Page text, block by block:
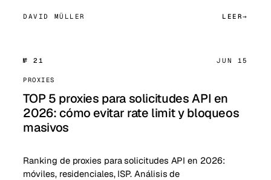
DAVID MÜLLER LEER
№ 21 JUN 15
PROXIES
TOP 5 proxies para solicitudes API en
2026: cómo evitar rate limit y bloqueos
masivos
Ranking de proxies para solicitudes API en 2026:
móviles, residenciales, ISP. Análisis de